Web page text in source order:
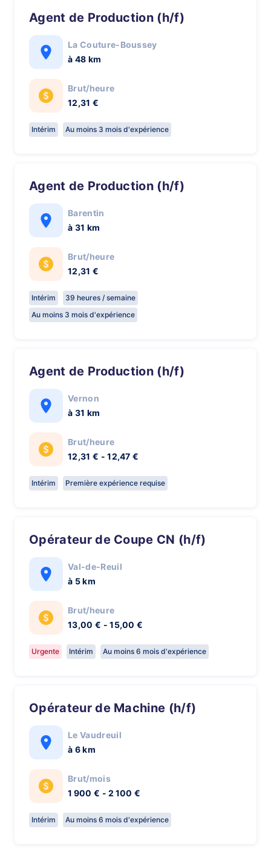
Agent de Production (h/f)
La Couture-Boussey
à 48 km
Brut/heure
12,31 €
Intérim Au moins 3 mois d'expérience
Agent de Production (h/f)
Barentin
à 31 km
Brut/heure
12,31 €
Intérim
39 heures / semaine
Au moins 3 mois d'expérience
Agent de Production (h/f)
Vernon
à 31 km
Brut/heure
12,31 € - 12,47 €
Intérim Première expérience requise
Opérateur de Coupe CN (h/f)
Val-de-Reuil
à 5 km
Brut/heure
13,00 € - 15,00 €
Urgente Intérim Au moins 6 mois d'expérience
Opérateur de Machine (h/f)
Le Vaudreuil
à 6 km
Brut/mois
1 900 € - 2 100 €
Intérim Au moins 6 mois d'expérience